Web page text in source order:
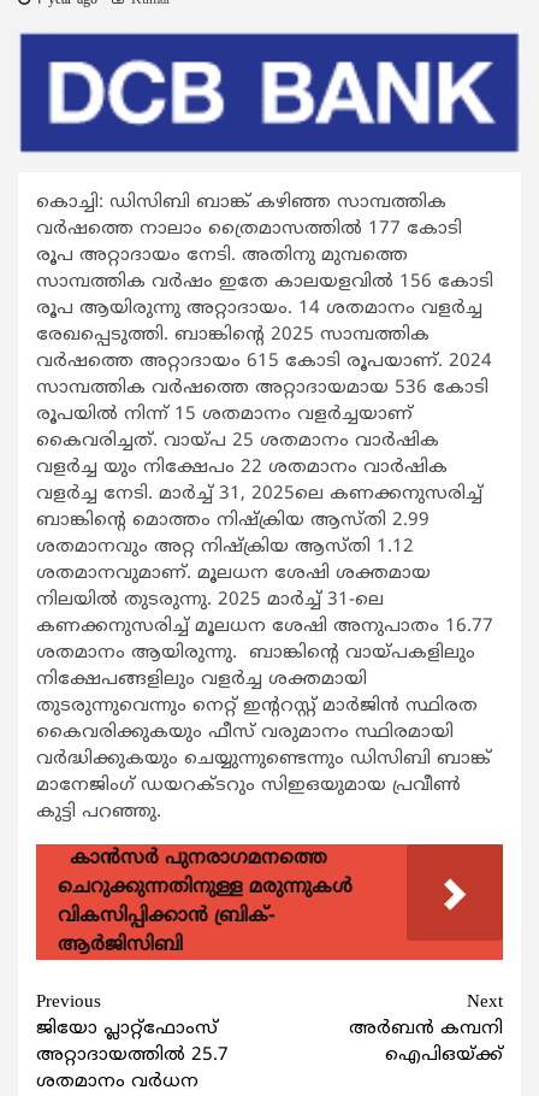
കൊച്ചി: ഡിസിബി ബാങ്ക് കഴിഞ്ഞ സാമ്പത്തിക
വര്‍ഷത്തെ നാലാം ത്രൈമാസത്തില്‍ 177 കോടി
രൂപ അറ്റാദായം നേടി. അതിനു മുമ്പത്തെ
സാമ്പത്തിക വര്‍ഷം ഇതേ കാലയളവിൽ 156 കോടി
രൂപ ആയിരുന്നു അറ്റാദായം. 14 ശതമാനം വളര്‍ച്ച
രേഖപ്പെടുത്തി. ബാങ്കിന്‍റെ 2025 സാമ്പത്തിക
വര്‍ഷത്തെ അറ്റാദായം 615 കോടി രൂപയാണ്. 2024
സാമ്പത്തിക വര്‍ഷത്തെ അറ്റാദായമായ 536 കോടി
രൂപയിൽ നിന്ന് 15 ശതമാനം വളര്‍ച്ചയാണ്
കൈവരിച്ചത്. വായ്‌പ 25 ശതമാനം വാര്‍ഷിക
വളര്‍ച്ച യും നിക്ഷേപം 22 ശതമാനം വാര്‍ഷിക
വളര്‍ച്ച നേടി. മാര്‍ച്ച് 31, 2025ലെ കണക്കനുസരിച്ച്
ബാങ്കിന്‍റെ മൊത്തം നിഷ്ക്രിയ ആസ്തി 2.99
ശതമാനവും അറ്റ നിഷ്ക്രിയ ആസ്തി 1.12
ശതമാനവുമാണ്. മൂലധന ശേഷി ശക്തമായ
നിലയില്‍ തുടരുന്നു. 2025 മാര്‍ച്ച് 31-ലെ
കണക്കനുസരിച്ച് മൂലധന ശേഷി അനുപാതം 16.77
ശതമാനം ആയിരുന്നു. ബാങ്കിന്‍റെ വായ്പകളിലും
നിക്ഷേപങ്ങളിലും വളര്‍ച്ച ശക്തമായി
തുടരുന്നുവെന്നും നെറ്റ് ഇന്‍ററസ്റ്റ് മാര്‍ജിന്‍ സ്ഥിരത
കൈവരിക്കുകയും ഫീസ് വരുമാനം സ്ഥിരമായി
വര്‍ദ്ധിക്കുകയും ചെയ്യുന്നുണ്ടെന്നും ഡിസിബി ബാങ്ക്
മാനേജിംഗ് ഡയറക്‌ടറും സിഇഒയുമായ പ്രവീണ്‍
കുട്ടി പറഞ്ഞു.
കാന്‍സര്‍ പുനരാഗമനത്തെ
ചെറുക്കുന്നതിനുള്ള മരുന്നുകള്‍
വികസിപ്പിക്കാന്‍ ബ്രിക്-
ആര്‍ജിസിബി
Continue
Reading
Previous
ജിയോ പ്ലാറ്റ്‌ഫോംസ്
അറ്റാദായത്തിൽ 25.7
ശതമാനം വര്‍ധന
Next
അര്‍ബന്‍ കമ്പനി
ഐപിഒയ്ക്ക്